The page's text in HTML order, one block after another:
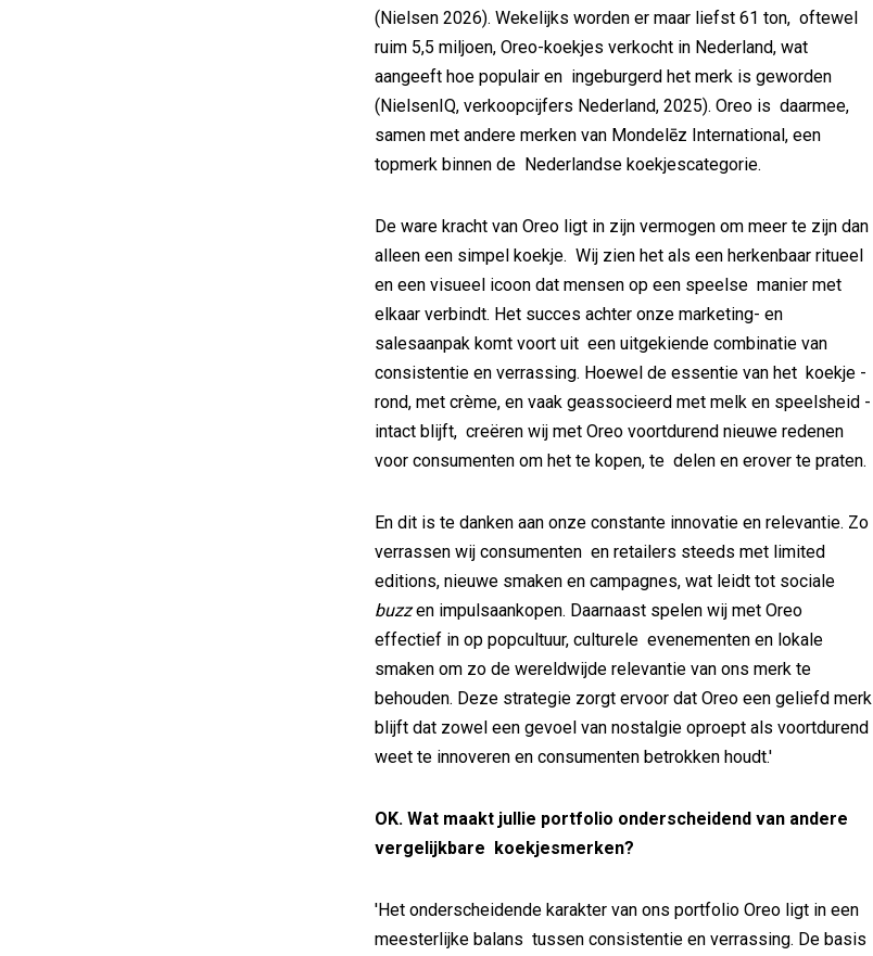
(Nielsen 2026). Wekelijks worden er maar liefst 61 ton, oftewel
ruim 5,5 miljoen, Oreo-koekjes verkocht in Nederland, wat
aangeeft hoe populair en ingeburgerd het merk is geworden
(NielsenIQ, verkoopcijfers Nederland, 2025). Oreo is daarmee,
samen met andere merken van Mondelēz International, een
topmerk binnen de Nederlandse koekjescategorie.
De ware kracht van Oreo ligt in zijn vermogen om meer te zijn dan
alleen een simpel koekje. Wij zien het als een herkenbaar ritueel
en een visueel icoon dat mensen op een speelse manier met
elkaar verbindt. Het succes achter onze marketing- en
salesaanpak komt voort uit een uitgekiende combinatie van
consistentie en verrassing. Hoewel de essentie van het koekje -
rond, met crème, en vaak geassocieerd met melk en speelsheid -
intact blijft, creëren wij met Oreo voortdurend nieuwe redenen
voor consumenten om het te kopen, te delen en erover te praten.
En dit is te danken aan onze constante innovatie en relevantie. Zo
verrassen wij consumenten en retailers steeds met limited
editions, nieuwe smaken en campagnes, wat leidt tot sociale
buzzen impulsaankopen. Daarnaast spelen wij met Oreo
effectief in op popcultuur, culturele evenementen en lokale
smaken om zo de wereldwijde relevantie van ons merk te
behouden. Deze strategie zorgt ervoor dat Oreo een geliefd merk
blijft dat zowel een gevoel van nostalgie oproept als voortdurend
weet te innoveren en consumenten betrokken houdt.'
OK. Wat maakt jullie portfolio onderscheidend van andere
vergelijkbare koekjesmerken?
'Het onderscheidende karakter van ons portfolio Oreo ligt in een
meesterlijke balans tussen consistentie en verrassing. De basis